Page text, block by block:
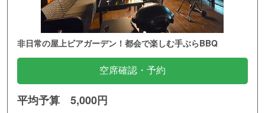
非日常の屋上ビアガーデン！都会で楽しむ手ぶらBBQ
空席確認・予約
平均予算 5,000円